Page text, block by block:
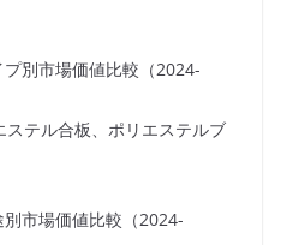
別市場価値比較（2024-
テル合板、ポリエステルブ
市場価値比較（2024-